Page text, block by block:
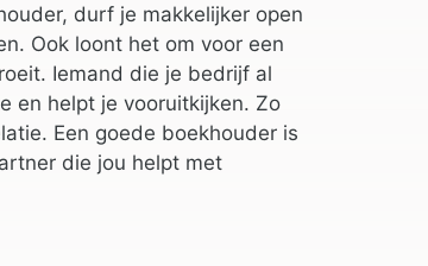
durf je makkelijker open
Ook loont het om voor een
Iemand die je bedrijf al
en helpt je vooruitkijken. Zo
Een goede boekhouder is
die jou helpt met